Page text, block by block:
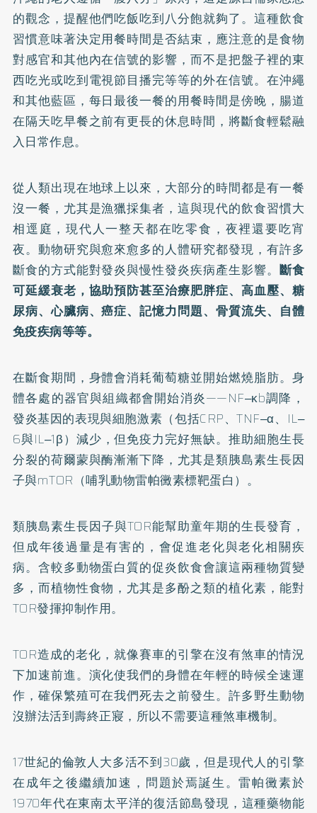
的觀念，提醒他們吃飯吃到八分飽就夠了。這種飲食
習慣意味著決定用餐時間是否結束，應注意的是食物
對感官和其他內在信號的影響，而不是把盤子裡的東
西吃光或吃到電視節目播完等等的外在信號。在沖繩
和其他藍區，每日最後一餐的用餐時間是傍晚，腸道
在隔天吃早餐之前有更長的休息時間，將斷食輕鬆融
入日常作息。
從人類出現在地球上以來，大部分的時間都是有一餐
沒一餐，尤其是漁獵採集者，這與現代的飲食習慣大
相逕庭，現代人一整天都在吃零食，夜裡還要吃宵
夜。動物研究與愈來愈多的人體研究都發現，有許多
斷食的方式能對發炎與慢性發炎疾病產生影響。 斷食
可延緩衰老，協助預防甚至治療肥胖症、高血壓、糖
尿病、心臟病、癌症、記憶力問題、骨質流失、自體
免疫疾病等等。
在斷食期間，身體會消耗葡萄糖並開始燃燒脂肪。身
體各處的器官與組織都會開始消炎——NF‒κb調降，
發炎基因的表現與細胞激素（包括CRP、TNF‒α、IL‒
6與IL‒1β）減少，但免疫力完好無缺。推助細胞生長
分裂的荷爾蒙與酶漸漸下降，尤其是類胰島素生長因
子與mTOR（哺乳動物雷帕黴素標靶蛋白）。
類胰島素生長因子與TOR能幫助童年期的生長發育，
但成年後過量是有害的，會促進老化與老化相關疾
病。含較多動物蛋白質的促炎飲食會讓這兩種物質變
多，而植物性食物，尤其是多酚之類的植化素，能對
TOR發揮抑制作用。
TOR造成的老化，就像賽車的引擎在沒有煞車的情況
下加速前進。演化使我們的身體在年輕的時候全速運
作，確保繁殖可在我們死去之前發生。許多野生動物
沒辦法活到壽終正寢，所以不需要這種煞車機制。
17世紀的倫敦人大多活不到30歲，但是現代人的引擎
在成年之後繼續加速，問題於焉誕生。雷帕黴素於
1970年代在東南太平洋的復活節島發現，這種藥物能